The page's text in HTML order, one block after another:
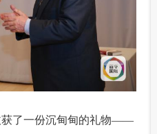
了一份沉甸甸的礼物——